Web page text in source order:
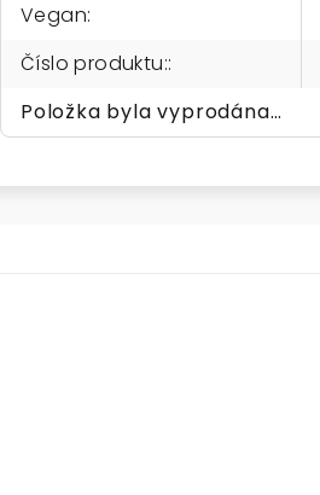
Vegan:
Číslo produktu::
Položka byla vyprodána…